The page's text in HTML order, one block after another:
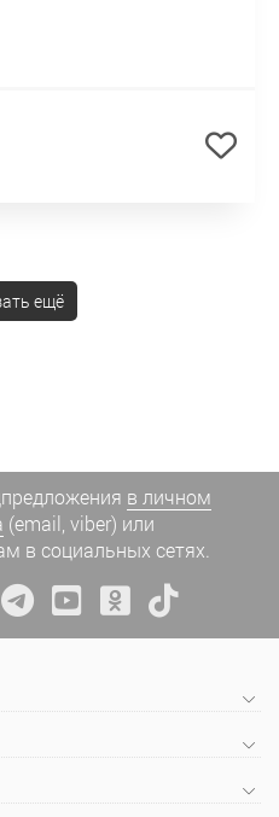
ещё
в личном
(email, viber) или
в социальных сетях.